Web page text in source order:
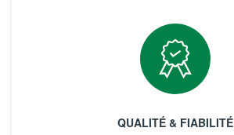
QUALITÉ & FIABILITÉ